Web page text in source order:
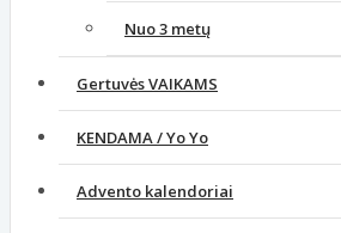
Nuo 3 metų
Gertuvės VAIKAMS
KENDAMA / Yo Yo
Advento kalendoriai